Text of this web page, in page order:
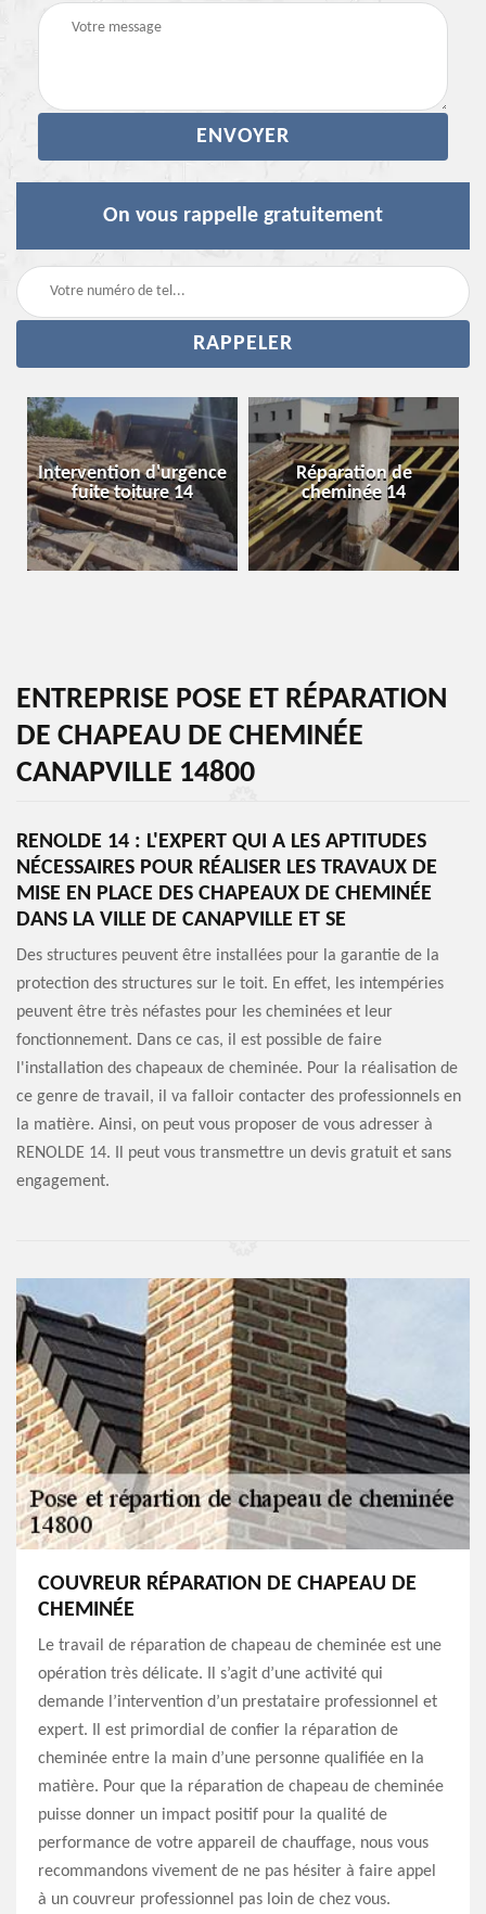
On vous rappelle gratuitement
Intervention d'urgence
fuite toiture 14
Réparation de
cheminée 14
ENTREPRISE POSE ET RÉPARATION
DE CHAPEAU DE CHEMINÉE
CANAPVILLE 14800
RENOLDE 14 : L'EXPERT QUI A LES APTITUDES
NÉCESSAIRES POUR RÉALISER LES TRAVAUX DE
MISE EN PLACE DES CHAPEAUX DE CHEMINÉE
DANS LA VILLE DE CANAPVILLE ET SE
Des structures peuvent être installées pour la garantie de la
protection des structures sur le toit. En effet, les intempéries
peuvent être très néfastes pour les cheminées et leur
fonctionnement. Dans ce cas, il est possible de faire
l'installation des chapeaux de cheminée. Pour la réalisation de
ce genre de travail, il va falloir contacter des professionnels en
la matière. Ainsi, on peut vous proposer de vous adresser à
RENOLDE 14. Il peut vous transmettre un devis gratuit et sans
engagement.
COUVREUR RÉPARATION DE CHAPEAU DE
CHEMINÉE
Le travail de réparation de chapeau de cheminée est une
opération très délicate. Il s’agit d’une activité qui
demande l’intervention d’un prestataire professionnel et
expert. Il est primordial de confier la réparation de
cheminée entre la main d’une personne qualifiée en la
matière. Pour que la réparation de chapeau de cheminée
puisse donner un impact positif pour la qualité de
performance de votre appareil de chauffage, nous vous
recommandons vivement de ne pas hésiter à faire appel
à un couvreur professionnel pas loin de chez vous.